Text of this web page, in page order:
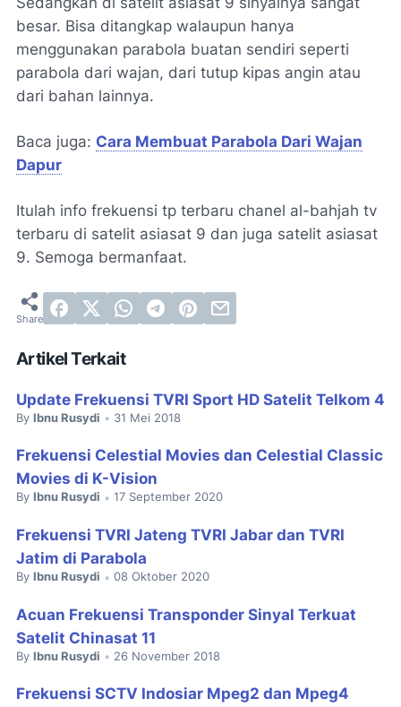
besar. Bisa ditangkap walaupun hanya
menggunakan parabola buatan sendiri seperti
parabola dari wajan, dari tutup kipas angin atau
dari bahan lainnya.
Baca juga: Cara Membuat Parabola Dari Wajan
Dapur
Itulah info frekuensi tp terbaru chanel al-bahjah tv
terbaru di satelit asiasat 9 dan juga satelit asiasat
9. Semoga bermanfaat.
Artikel Terkait
Update Frekuensi TVRI Sport HD Satelit Telkom 4
By Ibnu Rusydi • 31 Mei 2018
Frekuensi Celestial Movies dan Celestial Classic
Movies di K-Vision
By Ibnu Rusydi • 17 September 2020
Frekuensi TVRI Jateng TVRI Jabar dan TVRI
Jatim di Parabola
By Ibnu Rusydi • 08 Oktober 2020
Acuan Frekuensi Transponder Sinyal Terkuat
Satelit Chinasat 11
By Ibnu Rusydi • 26 November 2018
Frekuensi SCTV Indosiar Mpeg2 dan Mpeg4